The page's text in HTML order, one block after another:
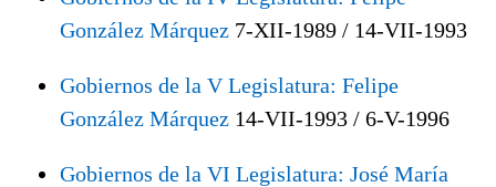
González Márquez 7-XII-1989 / 14-VII-1993
Gobiernos de la V Legislatura: Felipe
González Márquez 14-VII-1993 / 6-V-1996
Gobiernos de la VI Legislatura: José María